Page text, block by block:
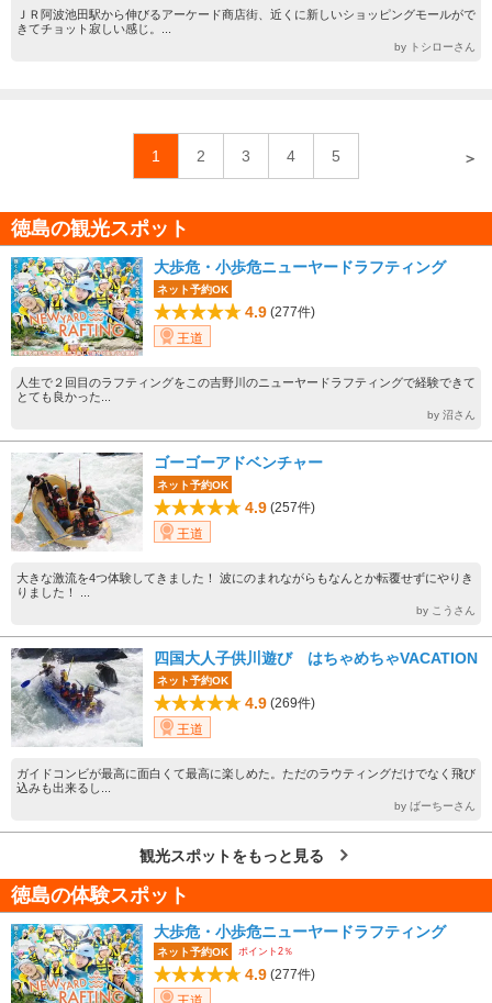
ＪＲ阿波池田駅から伸びるアーケード商店街、近くに新しいショッピングモールがで
きてチョット寂しい感じ。...
by トシローさん
1 2 3 4 5 ＞
徳島の観光スポット
大歩危・小歩危ニューヤードラフティング
ネット予約OK
4.9 (277件)
王道
人生で２回目のラフティングをこの吉野川のニューヤードラフティングで経験できて
とても良かった...
by 沼さん
ゴーゴーアドベンチャー
ネット予約OK
4.9 (257件)
王道
大きな激流を4つ体験してきました！ 波にのまれながらもなんとか転覆せずにやりき
りました！ ...
by こうさん
四国大人子供川遊び はちゃめちゃVACATION
ネット予約OK
4.9 (269件)
王道
ガイドコンビが最高に面白くて最高に楽しめた。ただのラウティングだけでなく飛び
込みも出来るし...
by ばーちーさん
観光スポットをもっと見る
徳島の体験スポット
大歩危・小歩危ニューヤードラフティング
ネット予約OK ポイント2％
4.9 (277件)